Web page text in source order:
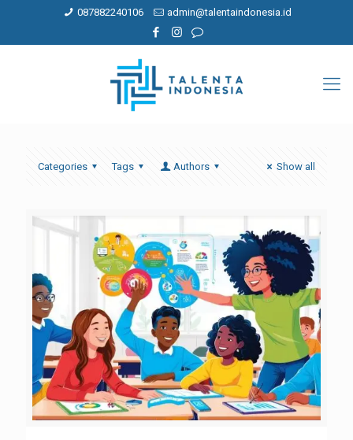
087882240106 admin@talentaindonesia.id
Categories Tags Authors Show all